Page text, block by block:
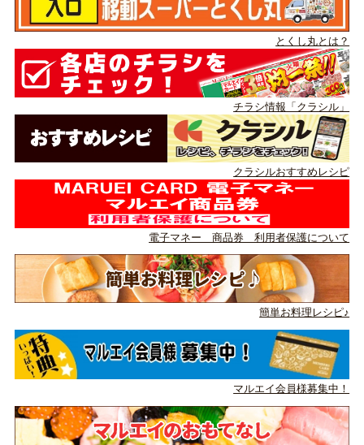
とくし丸とは？
チラシ情報「クラシル」
クラシルおすすめレシピ
電子マネー 商品券 利用者保護について
簡単お料理レシピ♪
マルエイ会員様募集中！